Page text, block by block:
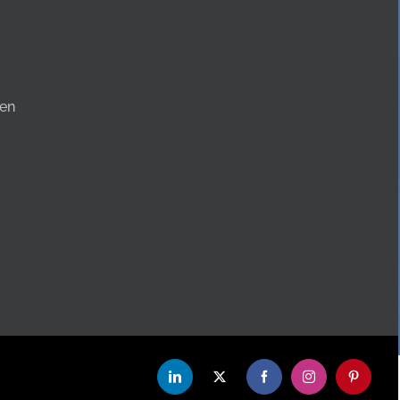
LinkedInX FacebookInstagramPinterest